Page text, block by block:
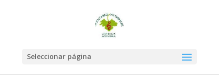
Seleccionar página